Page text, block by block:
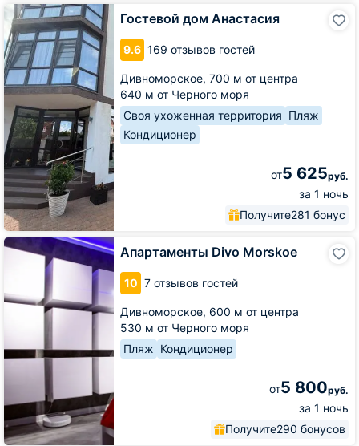
Гостевой дом Анастасия
9.6 169 отзывов гостей
Дивноморское, 700 м от центра
640 м от Черного моря
Своя ухоженная территория Пляж
Кондиционер
от5 625руб.
за 1 ночь
Получите281 бонус
Гостевой
дом
Анастасия
Апартаменты Divo Morskoe
10 7 отзывов гостей
Дивноморское, 600 м от центра
530 м от Черного моря
Пляж Кондиционер
от5 800руб.
за 1 ночь
Получите290 бонусов
Апартаменты